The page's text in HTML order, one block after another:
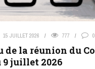
15 JUILLET 2026 777 0
de la réunion du
juillet 2026